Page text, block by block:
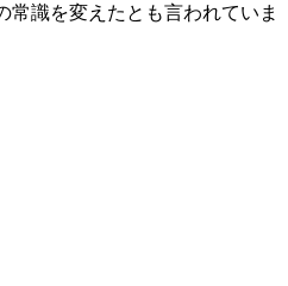
常識を変えたとも言われていま